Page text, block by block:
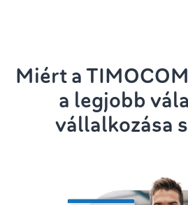
Miért a
a legjobb
vállalkozása